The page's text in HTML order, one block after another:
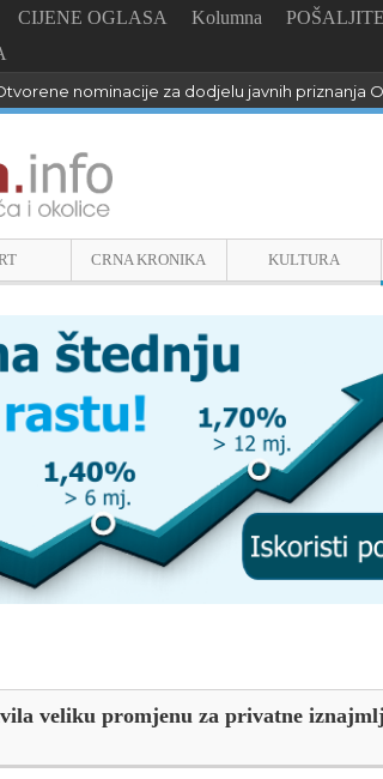
CIJENE OGLASA Kolumna
nominacije za dodjelu javnih priznanja
CRNA KRONIKA KULTURA
veliku promjenu za privatne